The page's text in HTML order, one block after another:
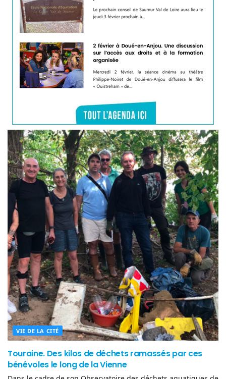
VIE DE LA CITÉ
Touraine. Des kilos de déchets ramassés par ces
bénévoles le long de la Vienne